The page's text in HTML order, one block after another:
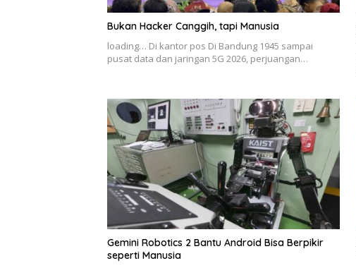
Bukan Hacker Canggih, tapi Manusia
loading… Di kantor pos Di Bandung 1945 sampai
pusat data dan jaringan 5G 2026, perjuangan…
Gemini Robotics 2 Bantu Android Bisa Berpikir
seperti Manusia